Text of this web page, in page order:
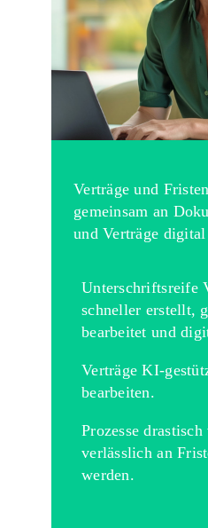
Verträge und
gemeinsam an
und Verträge
Unterschriftsreife
schneller erstellt,
bearbeitet und
Verträge KI-
bearbeiten.
Prozesse
verlässlich an
werden.